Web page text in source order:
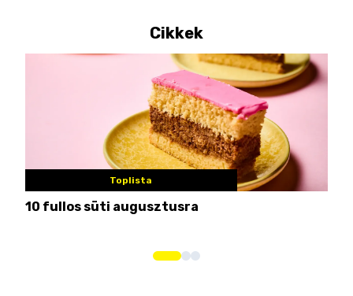
Cikkek
Toplista
10 fullos süti augusztusra